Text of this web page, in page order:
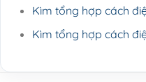
Kìm tổng hợp cách
Kìm tổng hợp cách